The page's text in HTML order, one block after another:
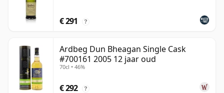
€ 291 ?
Ardbeg Dun Bheagan Single Cask
#700161 2005 12 jaar oud
70cl • 46%
€ 292 ?